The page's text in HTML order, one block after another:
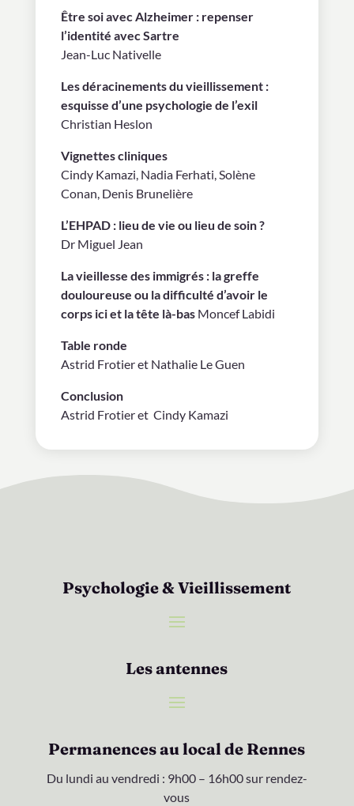
Être soi avec Alzheimer : repenser
l’identité avec Sartre
Jean-Luc Nativelle
Les déracinements du vieillissement :
esquisse d’une psychologie de l’exil
Christian Heslon
Vignettes cliniques
Cindy Kamazi, Nadia Ferhati, Solène
Conan, Denis Brunelière
L’EHPAD : lieu de vie ou lieu de soin ?
Dr Miguel Jean
La vieillesse des immigrés : la greffe
douloureuse ou la difficulté d’avoir le
corps ici et la tête là-basMoncef Labidi
Table ronde
Astrid Frotier et Nathalie Le Guen
Conclusion
Astrid Frotier et Cindy Kamazi
Psychologie & Vieillissement
Les antennes
Permanences au local de Rennes
Du lundi au vendredi : 9h00 – 16h00 sur rendez-
vous